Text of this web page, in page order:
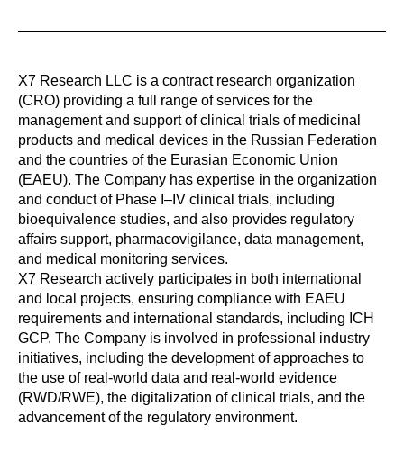
X7 Research LLC is a contract research organization
(CRO) providing a full range of services for the
management and support of clinical trials of medicinal
products and medical devices in the Russian Federation
and the countries of the Eurasian Economic Union
(EAEU). The Company has expertise in the organization
and conduct of Phase I–IV clinical trials, including
bioequivalence studies, and also provides regulatory
affairs support, pharmacovigilance, data management,
and medical monitoring services.
X7 Research actively participates in both international
and local projects, ensuring compliance with EAEU
requirements and international standards, including ICH
GCP. The Company is involved in professional industry
initiatives, including the development of approaches to
the use of real-world data and real-world evidence
(RWD/RWE), the digitalization of clinical trials, and the
advancement of the regulatory environment.